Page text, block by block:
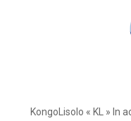
KongoLisolo « KL » In